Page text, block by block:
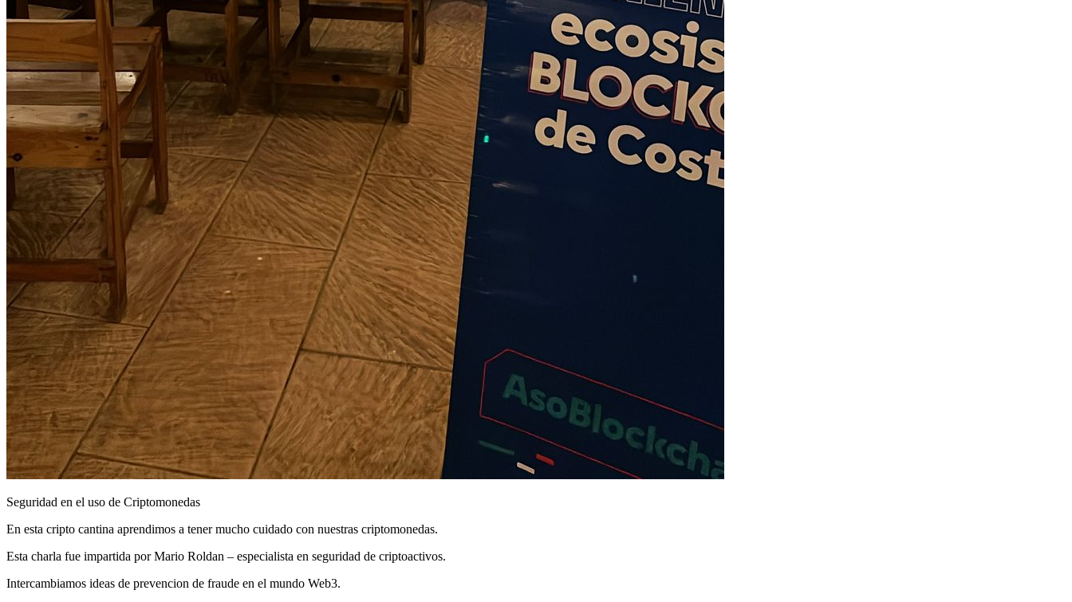
Seguridad en el uso de Criptomonedas
En esta cripto cantina aprendimos a tener mucho cuidado con nuestras criptomonedas.
Esta charla fue impartida por Mario Roldan – especialista en seguridad de criptoactivos.
Intercambiamos ideas de prevencion de fraude en el mundo Web3.